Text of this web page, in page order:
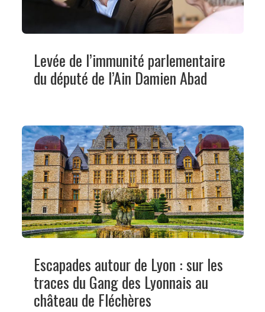
Levée de l’immunité parlementaire
du député de l’Ain Damien Abad
Escapades autour de Lyon : sur les
traces du Gang des Lyonnais au
château de Fléchères